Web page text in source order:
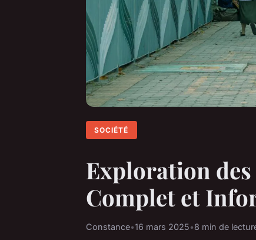
SOCIÉTÉ
Exploration des
Complet et
Constance•16 mars 2025•8 min de